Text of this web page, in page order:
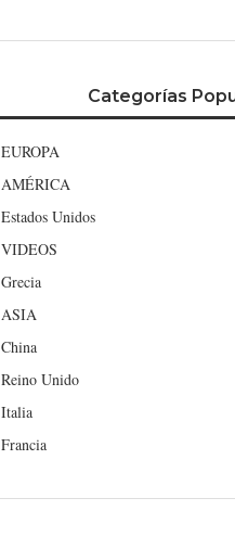
Categorías
EUROPA
AMÉRICA
Estados Unidos
VIDEOS
Grecia
ASIA
China
Reino Unido
Italia
Francia